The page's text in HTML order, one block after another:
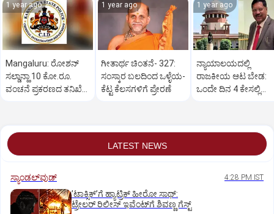
1 year ago
Mangaluru: ರೋಶನ್‌
ಸಲ್ಡಾನ್ಹಾ 10 ಕೋ.ರೂ.
ವಂಚನೆ ಪ್ರಕರಣದ ತನಿಖೆ
1 year ago
ಗೀತಾರ್ಥ ಚಿಂತನೆ- 327:
ಸಂಸ್ಕಾರ ಬಲದಿಂದ ಒಳ್ಳೆಯ-
ಕೆಟ್ಟ ಕೆಲಸಗಳಿಗೆ ಪ್ರೇರಣೆ
1 year ago
ನ್ಯಾಯಾಲಯದಲ್ಲಿ
ರಾಜಕೀಯ ಆಟ ಬೇಡ:
ಒಂದೇ ದಿನ 4 ಕೇಸಲ್ಲಿ
LATEST NEWS
ಸ್ಯಾಂಡಲ್‌ವುಡ್‌ 4:28 PM IST
ʼಟಾಕ್ಸಿಕ್‌ʼಗೆ ಹ್ಯಾಟ್ರಿಕ್‌ ಹೀರೋ ಸಾಥ್:‌
ಟ್ರೇಲರ್‌ ರಿಲೀಸ್‌ ಇವೆಂಟ್‌ಗೆ ಶಿವಣ್ಣ ಗೆಸ್ಟ್